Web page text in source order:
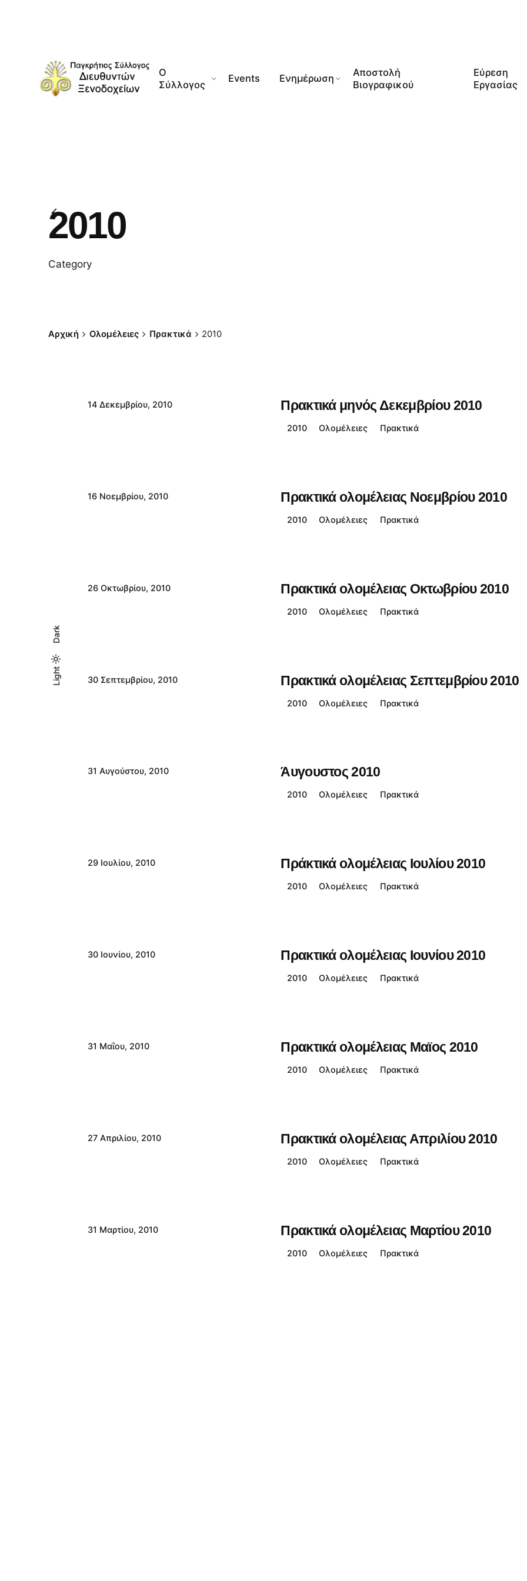
Light
Dark
Light
Dark
Ο
Σύλλογος
Events Ενημέρωση
Αποστολή
Βιογραφικού
Εύρεση
Εργασίας
2010
Category
Αρχική Ολομέλειες Πρακτικά 2010
14 Δεκεμβρίου, 2010 Πρακτικά μηνός Δεκεμβρίου 2010
2010 Ολομέλειες Πρακτικά
16 Νοεμβρίου, 2010 Πρακτικά ολομέλειας Νοεμβρίου 2010
2010 Ολομέλειες Πρακτικά
26 Οκτωβρίου, 2010 Πρακτικά ολομέλειας Οκτωβρίου 2010
2010 Ολομέλειες Πρακτικά
30 Σεπτεμβρίου, 2010 Πρακτικά ολομέλειας Σεπτεμβρίου 2010
2010 Ολομέλειες Πρακτικά
31 Αυγούστου, 2010 Άυγουστος 2010
2010 Ολομέλειες Πρακτικά
29 Ιουλίου, 2010 Πράκτικά ολομέλειας Ιουλίου 2010
2010 Ολομέλειες Πρακτικά
30 Ιουνίου, 2010 Πρακτικά ολομέλειας Ιουνίου 2010
2010 Ολομέλειες Πρακτικά
31 Μαΐου, 2010 Πρακτικά ολομέλειας Μαϊος 2010
2010 Ολομέλειες Πρακτικά
27 Απριλίου, 2010 Πρακτικά ολομέλειας Απριλίου 2010
2010 Ολομέλειες Πρακτικά
31 Μαρτίου, 2010 Πρακτικά ολομέλειας Μαρτίου 2010
2010 Ολομέλειες Πρακτικά